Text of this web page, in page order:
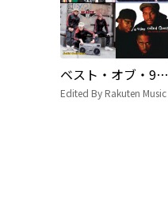
ベスト・オブ・90's HIP HOP vol.3
Edited By Rakuten Music